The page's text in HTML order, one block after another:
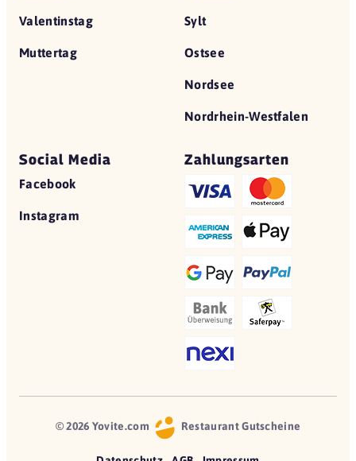
Valentinstag
Muttertag
Sylt
Ostsee
Nordsee
Nordrhein-Westfalen
Social Media
Facebook
Instagram
Zahlungsarten
© 2026 Yovite.com Restaurant Gutscheine